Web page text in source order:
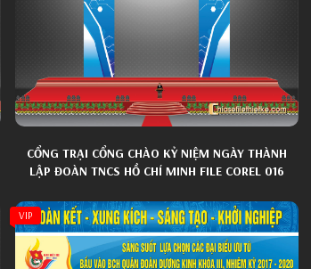
CỔNG TRẠI CỔNG CHÀO KỶ NIỆM NGÀY THÀNH
LẬP ĐOÀN TNCS HỒ CHÍ MINH FILE COREL 016
VIP